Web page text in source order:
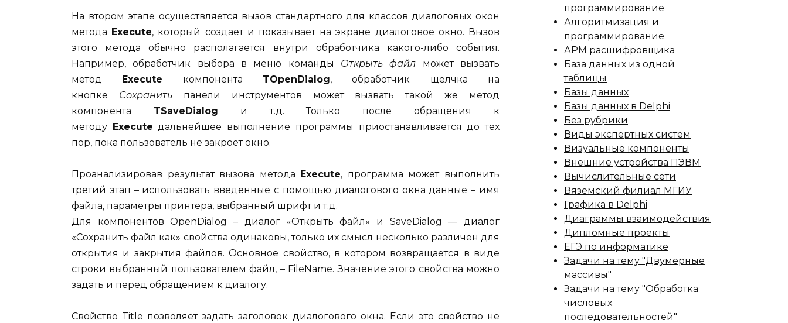
На втором этапе осуществляется вызов стандартного для классов диалоговых окон
метода Execute, который создает и показывает на экране диалоговое окно. Вызов
этого метода обычно располагается внутри обработчика какого-либо события.
Например, обработчик выбора в меню команды Открыть файл может вызвать
метод Execute компонента TOpenDialog, обработчик щелчка на
кнопке Сохранитьпанели инструментов может вызвать такой же метод
компонента TSaveDialog и т.д. Только после обращения к
методу Execute дальнейшее выполнение программы приостанавливается до тех
пор, пока пользователь не закроет окно.
Проанализировав результат вызова метода Execute, программа может выполнить
третий этап – использовать введенные с помощью диалогового окна данные – имя
файла, параметры принтера, выбранный шрифт и т.д.
Для компонентов OpenDialog – диалог «Открыть файл» и SaveDialog — диалог
«Сохранить файл как» свойства одинаковы, только их смысл несколько различен для
открытия и закрытия файлов. Основное свойство, в котором возвращается в виде
строки выбранный пользователем файл, – FileName. Значение этого свойства можно
задать и перед обращением к диалогу.
Свойство Title позволяет задать заголовок диалогового окна. Если это свойство не
программирование
Алгоритмизация и
программирование
АРМ расшифровщика
База данных из одной
таблицы
Базы данных
Базы данных в Delphi
Без рубрики
Виды экспертных систем
Визуальные компоненты
Внешние устройства ПЭВМ
Вычислительные сети
Вяземский филиал МГИУ
Графика в Delphi
Диаграммы взаимодействия
Дипломные проекты
ЕГЭ по информатике
Задачи на тему "Двумерные
массивы"
Задачи на тему "Обработка
числовых
последовательностей"